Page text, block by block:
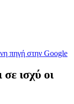
πηγή στην Google
ισχύ οι